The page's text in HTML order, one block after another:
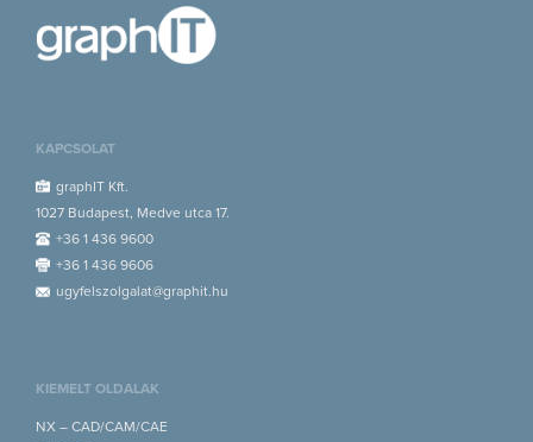
KAPCSOLAT
graphIT Kft.
1027 Budapest, Medve utca 17.
+36 1 436 9600
+36 1 436 9606
ugyfelszolgalat@graphit.hu
KIEMELT OLDALAK
NX – CAD/CAM/CAE